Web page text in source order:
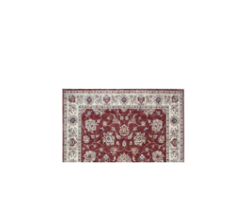
Covor rezistent Eko, ALT 05 - Red,
Ivory, 100% poliester, 80 x 150 cm